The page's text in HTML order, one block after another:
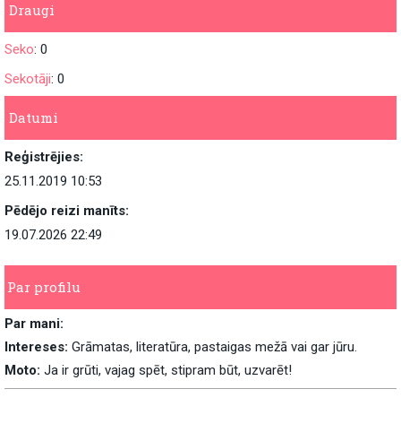
Draugi
Seko: 0
Sekotāji: 0
Datumi
Reģistrējies:
25.11.2019 10:53
Pēdējo reizi manīts:
19.07.2026 22:49
Par profilu
Par mani:
Intereses: Grāmatas, literatūra, pastaigas mežā vai gar jūru.
Moto: Ja ir grūti, vajag spēt, stipram būt, uzvarēt!